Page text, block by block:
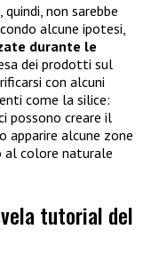
non sarebbe
alcune ipotesi,
durante le
dei prodotti sul
con alcuni
come la silice:
creare il
apparire alcune zone
colore naturale
tutorial del